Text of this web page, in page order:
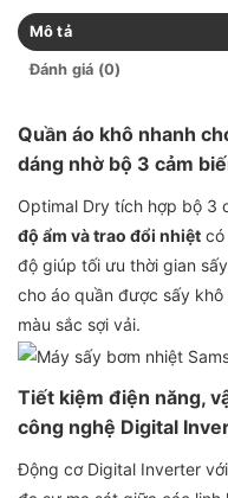
Mô tả
Đánh giá (0)
Quần áo khô nhanh
dáng nhờ bộ 3 cảm
Optimal Dry tích hợp bộ 3
độ ẩm và trao đổi nhiệt có
độ giúp tối ưu thời gian
cho áo quần được sấy
màu sắc sợi vải.
Tiết kiệm điện năng,
công nghệ Digital
Động cơ Digital Inverter